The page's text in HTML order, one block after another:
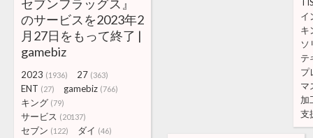
イ
キ
ソ
テ
プ
マ
加
支
セブンフラッグス』
のサービスを2023年2
月27日をもって終了 |
gamebiz
2023 (1936) 27 (363)
ENT (27) gamebiz (766)
キング (79)
サービス (20137)
セブン (122) ダイ (46)